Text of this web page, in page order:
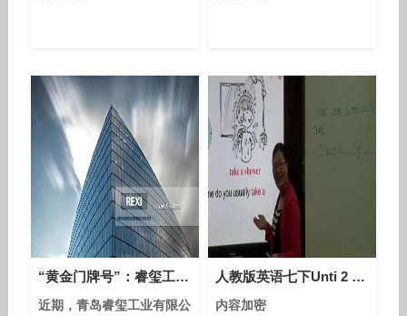
“黄金门牌号”：睿玺工业成功收购域名rexi.com并启用，品牌辨识度瞬间拉满
近期，青岛睿玺工业有限公
人教版英语七下Unti 2 Section A（1a-2c）教学视频实录（程烨）
内容加密